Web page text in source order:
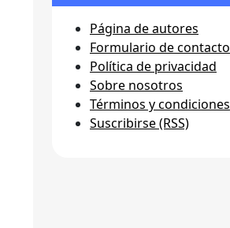
Página de autores
Formulario de contacto
Política de privacidad
Sobre nosotros
Términos y condiciones
Suscribirse (RSS)